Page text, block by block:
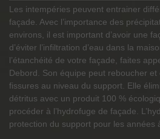
Les intempéries peuvent entrainer
façade. Avec l’importance des
environs, il est important d’avoir une
d’éviter l’infiltration d’eau dans la
l’étanchéité de votre façade, faites
Debord. Son équipe peut reboucher
fissures au niveau du support. Elle
détritus avec un produit 100 %
procéder à l’hydrofuge de façade.
protection du support pour les années